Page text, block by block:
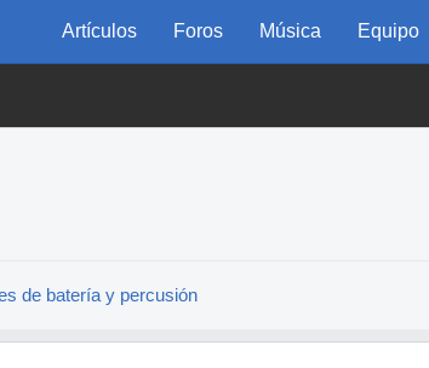
Artículos Foros Música Equipo
de batería y percusión